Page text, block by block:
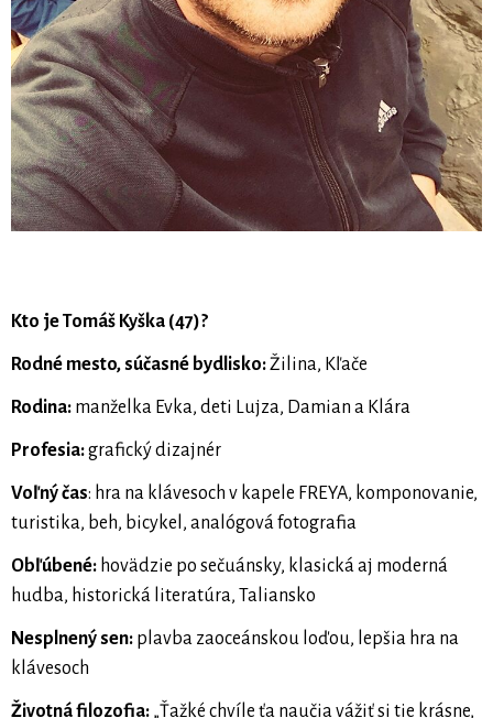
Kto je Tomáš Kyška (47)?
Rodné mesto, súčasné bydlisko:Žilina, Kľače
Rodina: manželka Evka, deti Lujza, Damian a Klára
Profesia:grafický dizajnér
Voľný čas: hra na klávesoch v kapele FREYA, komponovanie,
turistika, beh, bicykel, analógová fotografia
Obľúbené: hovädzie po sečuánsky, klasická aj moderná
hudba, historická literatúra, Taliansko
Nesplnený sen: plavba zaoceánskou loďou, lepšia hra na
klávesoch
Životná filozofia: „Ťažké chvíle ťa naučia vážiť si tie krásne,